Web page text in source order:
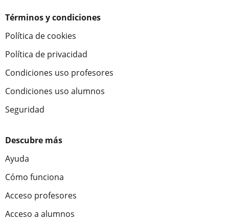
Términos y condiciones
Política de cookies
Política de privacidad
Condiciones uso profesores
Condiciones uso alumnos
Seguridad
Descubre más
Ayuda
Cómo funciona
Acceso profesores
Acceso a alumnos